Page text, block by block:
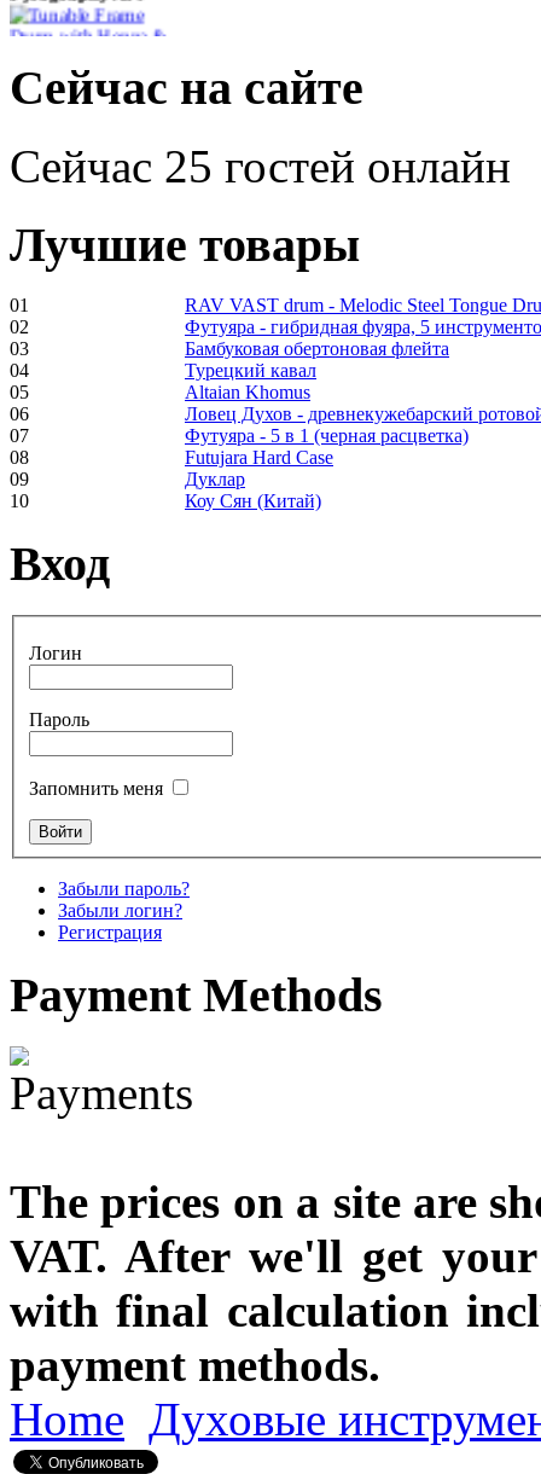
€470.00
Shaman Drum
€250.00
Frame and Shaman
Drum "Master of
Animals", tunable,
with Henna
€530.00
pyrography art
€880.00
Snake Didgeridoo
designed
€790.00
€711.00
Вы экономите: €79.00
Сейчас на сайте
Сейчас 25 гостей онлайн
Лучшие товары
01
RAV VAST drum - Melodic Steel Tongue
02
Футуяра - гибридная фуяра, 5
03
Бамбуковая обертоновая флейта
04
Турецкий кавал
05
Altaian Khomus
06
Ловец Духов - древнекужебарский
07
Футуяра - 5 в 1 (черная расцветка)
08
Futujara Hard Case
09
Дуклар
10
Коу Сян (Китай)
Вход
Логин
Пароль
Запомнить меня
Забыли пароль?
Забыли логин?
Регистрация
PaymentMethods
The prices on a site are
VAT. After we'll get
with final calculation
payment methods.
Home Духовые